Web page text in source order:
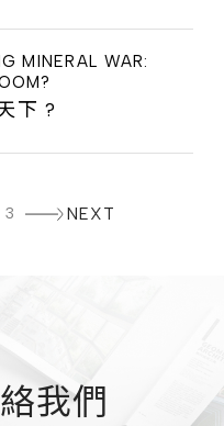
MINERAL WAR:
下 ?
3 NEXT
我們